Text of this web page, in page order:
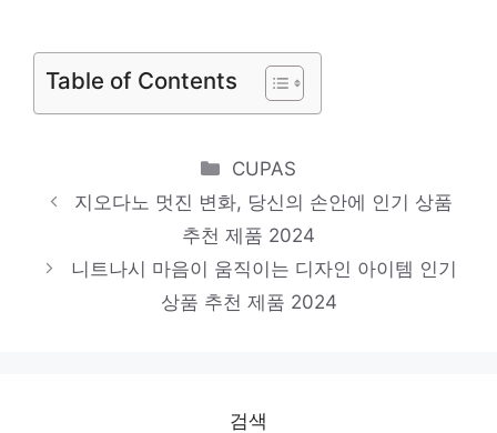
당신을 위한 세상에 하나뿐인 상품 인기 상품
추천 제품 2024
지금이 당신의 시간입니다! 인기 상품 추천
제품 2024
si원피스
일상에 빛을 더하는 최고의 아이템 인기 상품
Table of Contents
Categories
CUPAS
지오다노 멋진 변화, 당신의 손안에 인기 상품
추천 제품 2024
니트나시 마음이 움직이는 디자인 아이템 인기
상품 추천 제품 2024
검색